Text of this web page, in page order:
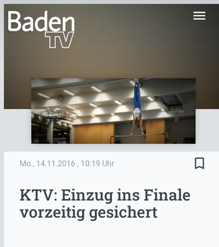
menu
Mo., 14.11.2016 , 10:19 Uhr bookmark_border
KTV: Einzug ins Finale
vorzeitig gesichert